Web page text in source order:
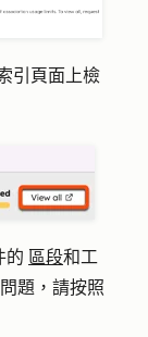
引頁面上檢
的 區段和工
題，請按照